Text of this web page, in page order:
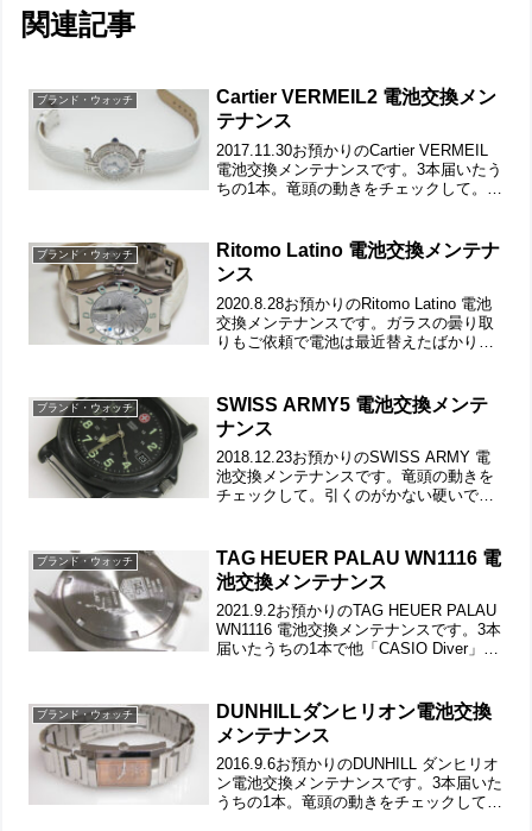
関連記事
ブランド・ウォッチ
Cartier VERMEIL2 電池交換メン
テナンス
2017.11.30お預かりのCartier VERMEIL
電池交換メンテナンスです。3本届いたう
ちの1本。竜頭の動きをチェックして。遊
り出した文字盤＆ムーブメント...
ブランド・ウォッチ
Ritomo Latino 電池交換メンテナ
ンス
2020.8.28お預かりのRitomo Latino 電池
交換メンテナンスです。ガラスの曇り取
りもご依頼で電池は最近替えたばかり。
いでに電池も替えておきます。竜頭の
動...
ブランド・ウォッチ
SWISS ARMY5 電池交換メンテ
ナンス
2018.12.23お預かりのSWISS ARMY 電
池交換メンテナンスです。竜頭の動きを
チェックして。引くのがかない硬いで
ムーブメントで。ムーブメント拡大。作
業の前に...
ブランド・ウォッチ
TAG HEUER PALAU WN1116 電
池交換メンテナンス
2021.9.2お預かりのTAG HEUER PALAU
WN1116 電池交換メンテナンスです。3本
届いたうちの1本で他「CASIO Diver」
ブルロッ...
ブランド・ウォッチ
DUNHILLダンヒリオン電池交換
メンテナンス
2016.9.6お預かりのDUNHILL ダンヒリオ
ン電池交換メンテナンスです。3本届いた
うちの1本。竜頭の動きをチェックして。